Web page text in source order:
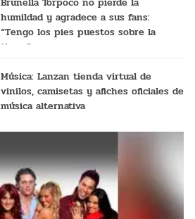
humildad y agradece a sus fans:
“Tengo los pies puestos sobre la
tierra”
Música: Lanzan tienda virtual de
vinilos, camisetas y afiches oficiales de
música alternativa